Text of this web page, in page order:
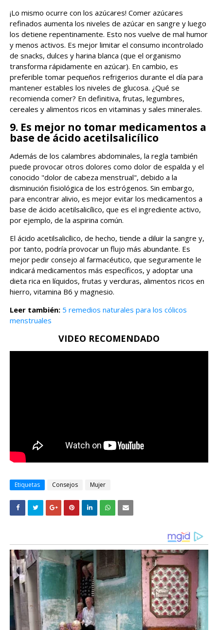
¡Lo mismo ocurre con los azúcares! Comer azúcares
refinados aumenta los niveles de azúcar en sangre y luego
los detiene repentinamente. Esto nos vuelve de mal humor
y menos activos. Es mejor limitar el consumo incontrolado
de snacks, dulces y harina blanca (que el organismo
transforma rápidamente en azúcar). En cambio, es
preferible tomar pequeños refrigerios durante el día para
mantener estables los niveles de glucosa. ¿Qué se
recomienda comer? En definitiva, frutas, legumbres,
cereales y alimentos ricos en vitaminas y sales minerales.
9. Es mejor no tomar medicamentos a
base de ácido acetilsalicílico
Además de los calambres abdominales, la regla también
puede provocar otros dolores como dolor de espalda y el
conocido "dolor de cabeza menstrual", debido a la
disminución fisiológica de los estrógenos. Sin embargo,
para encontrar alivio, es mejor evitar los medicamentos a
base de ácido acetilsalicílico, que es el ingrediente activo,
por ejemplo, de la aspirina común.
El ácido acetilsalicílico, de hecho, tiende a diluir la sangre y,
por tanto, podría provocar un flujo más abundante. Es
mejor pedir consejo al farmacéutico, que seguramente le
indicará medicamentos más específicos, y adoptar una
dieta rica en líquidos, frutas y verduras, alimentos ricos en
hierro, vitamina B6 y magnesio.
Leer también: 5 remedios naturales para los cólicos
menstruales
VIDEO RECOMENDADO
Etiquetas Consejos Mujer